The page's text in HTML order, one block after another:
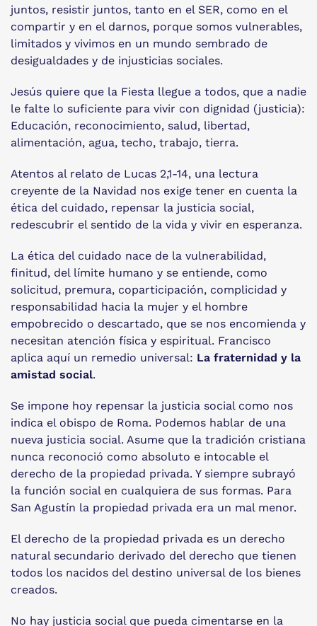
juntos, resistir juntos, tanto en el SER, como en el
compartir y en el darnos, porque somos vulnerables,
limitados y vivimos en un mundo sembrado de
desigualdades y de injusticias sociales.
Jesús quiere que la Fiesta llegue a todos, que a nadie
le falte lo suficiente para vivir con dignidad (justicia):
Educación, reconocimiento, salud, libertad,
alimentación, agua, techo, trabajo, tierra.
Atentos al relato de Lucas 2,1-14, una lectura
creyente de la Navidad nos exige tener en cuenta la
ética del cuidado, repensar la justicia social,
redescubrir el sentido de la vida y vivir en esperanza.
La ética del cuidado nace de la vulnerabilidad,
finitud, del límite humano y se entiende, como
solicitud, premura, coparticipación, complicidad y
responsabilidad hacia la mujer y el hombre
empobrecido o descartado, que se nos encomienda y
necesitan atención física y espiritual. Francisco
aplica aquí un remedio universal: La fraternidad y la
amistad social.
Se impone hoy repensar la justicia social como nos
indica el obispo de Roma. Podemos hablar de una
nueva justicia social. Asume que la tradición cristiana
nunca reconoció como absoluto e intocable el
derecho de la propiedad privada. Y siempre subrayó
la función social en cualquiera de sus formas. Para
San Agustín la propiedad privada era un mal menor.
El derecho de la propiedad privada es un derecho
natural secundario derivado del derecho que tienen
todos los nacidos del destino universal de los bienes
creados.
No hay justicia social que pueda cimentarse en la